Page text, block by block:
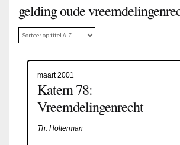
gelding oude
maart 2001
Katern 78:
Vreemdelingenrecht
Th. Holterman